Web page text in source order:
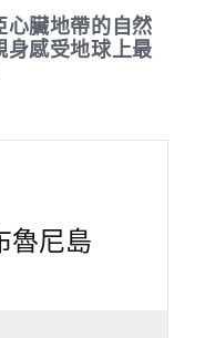
心臟地帶的自然
身感受地球上最
魯尼島